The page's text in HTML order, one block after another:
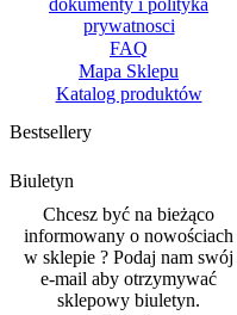
dokumenty i polityka
prywatnosci
FAQ
Mapa Sklepu
Katalog produktów
Bestsellery
Biuletyn
Chcesz być na bieżąco
informowany o nowościach
w sklepie ? Podaj nam swój
e-mail aby otrzymywać
sklepowy biuletyn.